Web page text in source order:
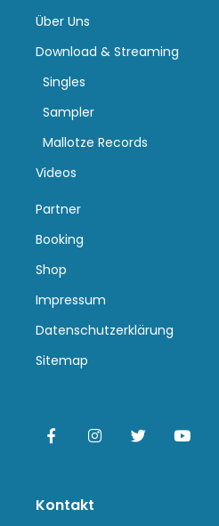
Über Uns
Download & Streaming
Singles
Sampler
Mallotze Records
Videos
Partner
Booking
Shop
Impressum
Datenschutzerklärung
Sitemap
Kontakt